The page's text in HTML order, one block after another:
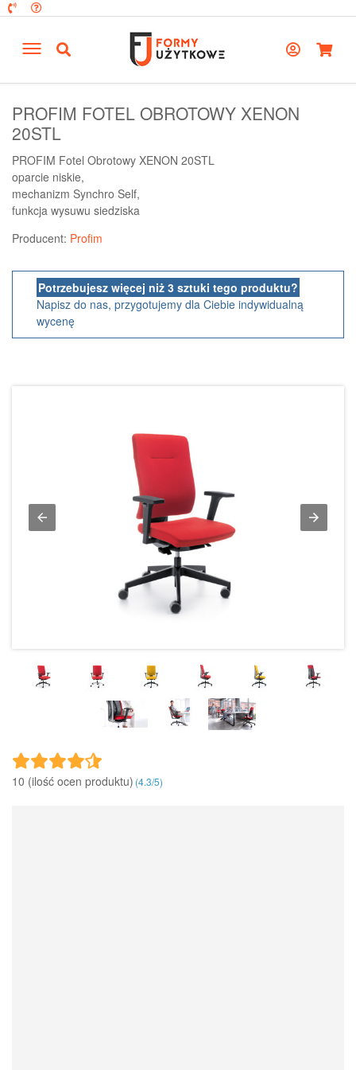
PROFIM FOTEL OBROTOWY XENON
20STL
PROFIM Fotel Obrotowy XENON 20STL
oparcie niskie,
mechanizm Synchro Self,
funkcja wysuwu siedziska
Producent: Profim
Potrzebujesz więcej niż 3 sztuki tego produktu?
Napisz do nas, przygotujemy dla Ciebie indywidualną
wycenę
10 (ilość ocen produktu)‎(4.3/5)